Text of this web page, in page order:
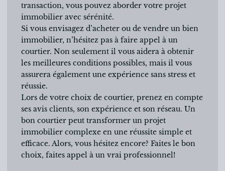
transaction, vous pouvez aborder votre projet
immobilier avec sérénité.
Si vous envisagez d’acheter ou de vendre un bien
immobilier, n’hésitez pas à faire appel à un
courtier. Non seulement il vous aidera à obtenir
les meilleures conditions possibles, mais il vous
assurera également une expérience sans stress et
réussie.
Lors de votre choix de courtier, prenez en compte
ses avis clients, son expérience et son réseau. Un
bon courtier peut transformer un projet
immobilier complexe en une réussite simple et
efficace. Alors, vous hésitez encore? Faites le bon
choix, faites appel à un vrai professionnel!